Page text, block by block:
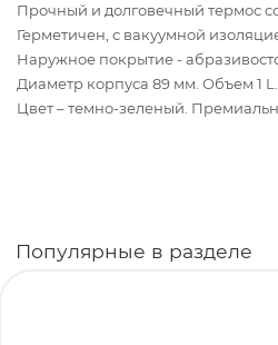
Прочный и долговечный термос
Герметичен, с вакуумной
Наружное покрытие -
Диаметр корпуса 89 мм. Объем 1 L.
Цвет – темно-зеленый.
Популярные в разделе